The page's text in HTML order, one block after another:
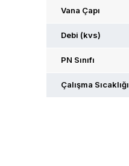
Vana Çapı
Debi (kvs)
PN Sınıfı
Çalışma Sıcaklığı